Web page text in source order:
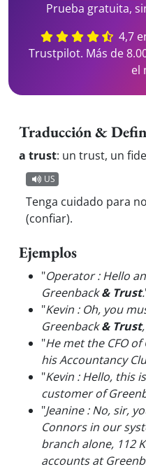
Prueba gratuita,
4,7
Trustpilot. Más de
el
Traducción &
a trust: un trust, un
US
Tenga cuidado para
(confiar).
Ejemplos
"Operator : Hello
Greenback& Trust.
"Kevin : Oh, you
Greenback& Trust
"He met the CFO
his Accountancy
"Kevin : Hello, this
customer of
"Jeanine : No, sir,
Connors in our
branch alone, 112
accounts at